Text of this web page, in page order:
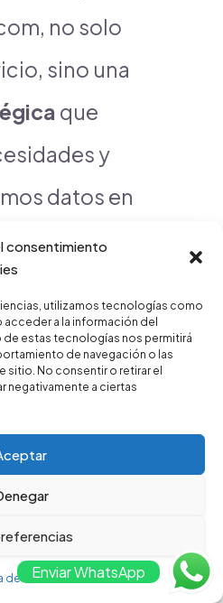
consentimiento
utilizamos tecnologías como
acceder a la información del
estas tecnologías nos permitirá
de navegación o las
No consentir o retirar el
negativamente a ciertas
de Privacidad
no solo
sino una
que
y
datos en
ajustar las
y
estés un
los
con
de
y
rendimiento
optimizando
Enviar WhatsApp